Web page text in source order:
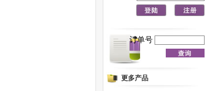
订单号
更多产品